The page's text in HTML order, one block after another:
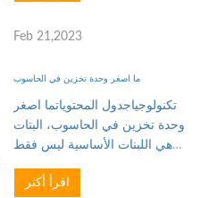
Feb 21,2023
ما اصغر وحدة تخزين في الحاسوب
تكنولوجياجدول المحتوياتما اصغر
وحدة تخزين في الحاسوب، البتات
هي اللبنات الأساسية ليس فقط
أجهزة الكمبيوتر، حيث تعمل أجهزة
اقرأ أكثر